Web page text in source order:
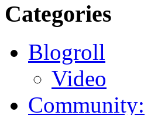
Categories
Blogroll
Video
Community: